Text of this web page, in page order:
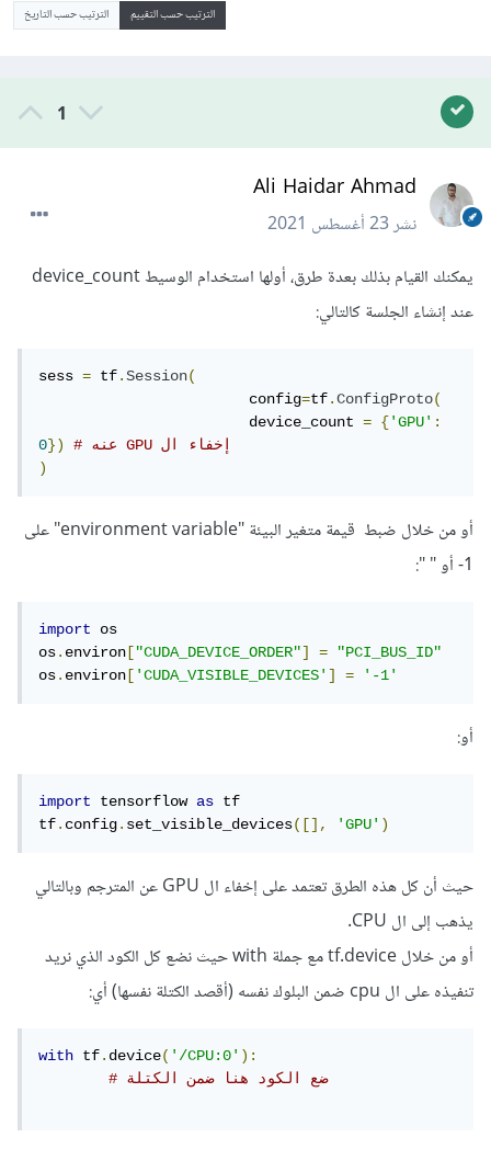
الترتيب حسب التقييم الترتيب حسب التاريخ
1
Ali Haidar Ahmad
نشر23 أغسطس 2021
يمكنك القيام بذلك بعدة طرق، أولها استخدام الوسيط device_count
عند إنشاء الجلسة كالتالي:
sess = tf.Session(
			config
=tf.ConfigProto(
			device_count
= {'GPU':
0})
)
أو من خلال ضبط قيمة متغير البيئة "environment variable" على
1- أو " ":
import
os
os.environ ["CUDA_DEVICE_ORDER"] =
"PCI_BUS_ID"
os.environ ['CUDA_VISIBLE_DEVICES'] = '-1'
أو:
import tensorflow as tf
tf.config.set_visible_devices([], 'GPU')
حيث أن كل هذه الطرق تعتمد على إخفاء ال GPU عن المترجم وبالتالي
يذهب إلى ال CPU.
أو من خلال tf.device مع جملة with حيث نضع كل الكود الذي نريد
تنفيذه على ال cpu ضمن البلوك نفسه (أقصد الكتلة نفسها) أي:
with tf.device('/CPU:0'):
# ضع الكود هنا ضمن الكتلة